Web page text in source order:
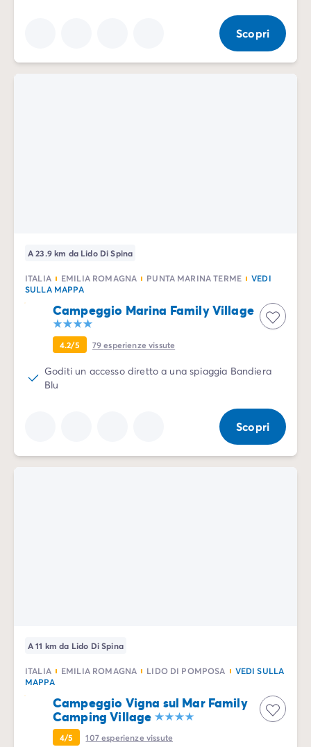
Scopri
A 23.9 km da Lido Di Spina
ITALIA EMILIA ROMAGNA PUNTA MARINA TERME
VEDI
SULLA MAPPA
Campeggio Marina Family Village
4.2/5 79esperienze vissute
Goditi un accesso diretto a una spiaggia Bandiera
Blu
Scopri
A 11 km da Lido Di Spina
ITALIA EMILIA ROMAGNA LIDO DI POMPOSA
VEDI SULLA
MAPPA
Campeggio Vigna sul Mar Family
Camping Village
4/5 107esperienze vissute